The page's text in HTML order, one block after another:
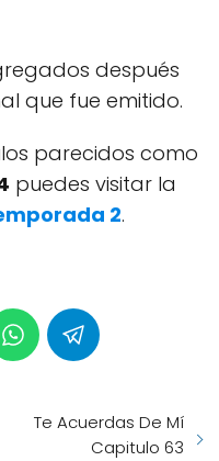
después
que fue emitido.
parecidos como
puedes visitar la
2.
Te Acuerdas De Mí
Capitulo 63